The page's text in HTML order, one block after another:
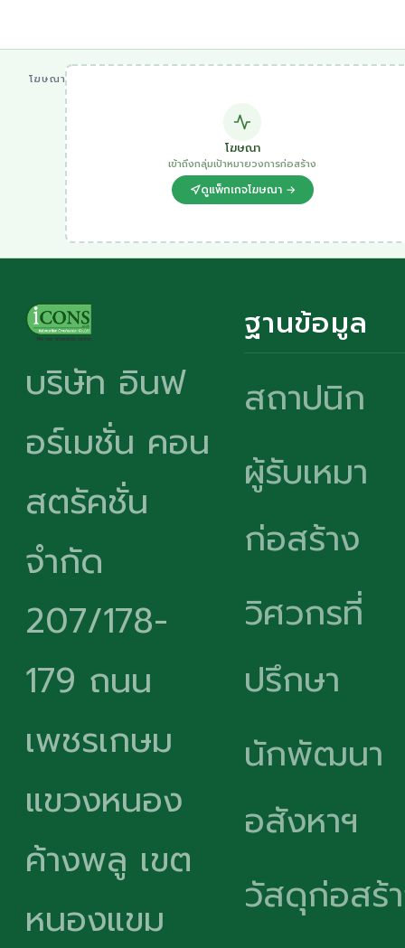
โฆษณา
โฆษณา
เข้าถึงกลุ่มเป้าหมายวงการก่อสร้าง
ดูแพ็กเกจโฆษณา →
บริษัท อินฟ
อร์เมชั่น คอน
สตรัคชั่น
จำกัด
207/178-
179 ถนน
เพชรเกษม
แขวงหนอง
ค้างพลู เขต
หนองแขม
ฐานข้อมูล
สถาปนิก
ผู้รับเหมา
ก่อสร้าง
วิศวกรที่
ปรึกษา
นักพัฒนา
อสังหาฯ
วัสดุก่อสร้